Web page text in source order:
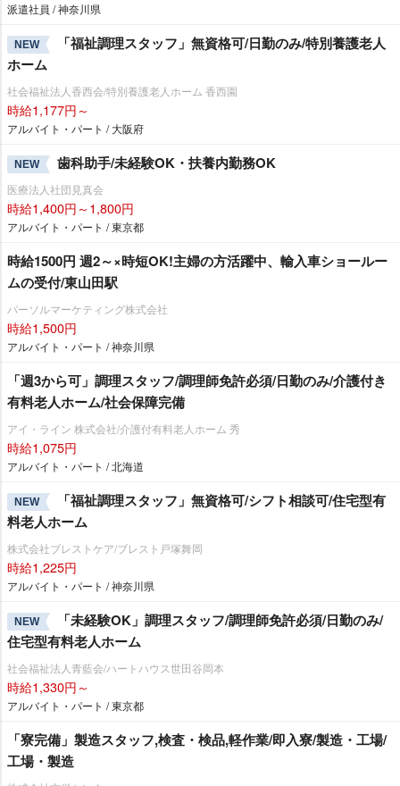
派遣社員 / 神奈川県
NEW
「福祉調理スタッフ」無資格可/日勤のみ/特別養護老人
ホーム
社会福祉法人香西会/特別養護老人ホーム 香西園
時給1,177円～
アルバイト・パート / 大阪府
NEW 歯科助手/未経験OK・扶養内勤務OK
医療法人社団見真会
時給1,400円～1,800円
アルバイト・パート / 東京都
時給1500円 週2～×時短OK!主婦の方活躍中、輸入車ショールー
ムの受付/東山田駅
パーソルマーケティング株式会社
時給1,500円
アルバイト・パート / 神奈川県
「週3から可」調理スタッフ/調理師免許必須/日勤のみ/介護付き
有料老人ホーム/社会保障完備
アイ・ライン 株式会社/介護付有料老人ホーム 秀
時給1,075円
アルバイト・パート / 北海道
NEW
「福祉調理スタッフ」無資格可/シフト相談可/住宅型有
料老人ホーム
株式会社ブレストケア/ブレスト戸塚舞岡
時給1,225円
アルバイト・パート / 神奈川県
NEW
「未経験OK」調理スタッフ/調理師免許必須/日勤のみ/
住宅型有料老人ホーム
社会福祉法人青藍会/ハートハウス世田谷岡本
時給1,330円～
アルバイト・パート / 東京都
「寮完備」製造スタッフ,検査・検品,軽作業/即入寮/製造・工場/
工場・製造